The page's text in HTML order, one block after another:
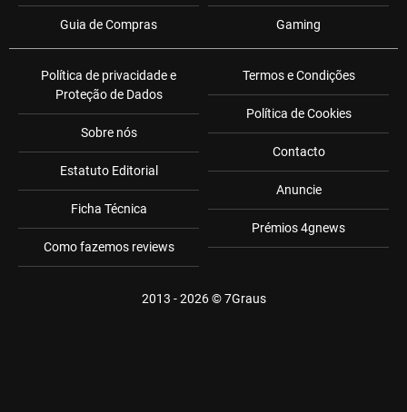
Guia de Compras Gaming
Política de privacidade e
Proteção de Dados
Sobre nós
Estatuto Editorial
Ficha Técnica
Como fazemos reviews
Termos e Condições
Política de Cookies
Contacto
Anuncie
Prémios 4gnews
2013 - 2026 ©7Graus